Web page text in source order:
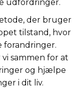
udfordringer.
der bruger
tilstand, hvor
forandringer.
sammen for at
og hjælpe
i dit liv.